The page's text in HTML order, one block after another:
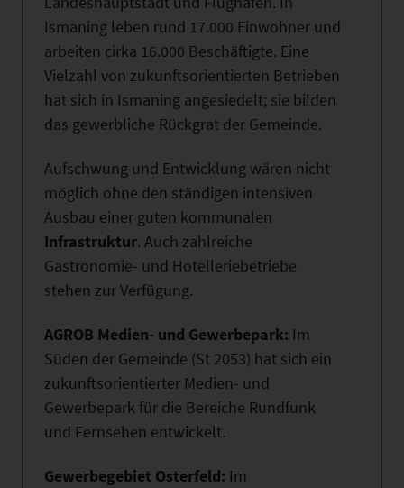
Ismaning leben rund 17.000 Einwohner und
arbeiten cirka 16.000 Beschäftigte. Eine
Vielzahl von zukunftsorientierten Betrieben
hat sich in Ismaning angesiedelt; sie bilden
das gewerbliche Rückgrat der Gemeinde.
Aufschwung und Entwicklung wären nicht
möglich ohne den ständigen intensiven
Ausbau einer guten kommunalen
Infrastruktur. Auch zahlreiche
Gastronomie- und Hotelleriebetriebe
stehen zur Verfügung.
AGROB Medien- und Gewerbepark: Im
Süden der Gemeinde (St 2053) hat sich ein
zukunftsorientierter Medien- und
Gewerbepark für die Bereiche Rundfunk
und Fernsehen entwickelt.
Gewerbegebiet Osterfeld: Im